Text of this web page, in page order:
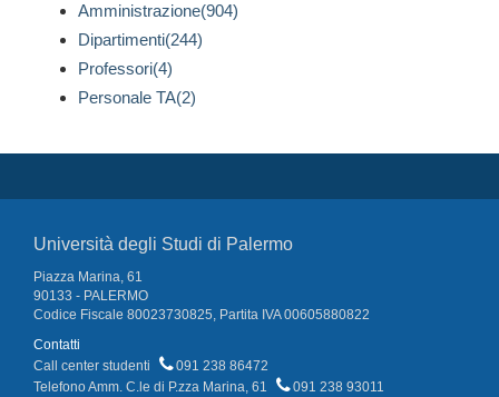
Amministrazione(904)
Dipartimenti(244)
Professori(4)
Personale TA(2)
Università degli Studi di Palermo
Piazza Marina, 61
90133 - PALERMO
Codice Fiscale 80023730825, Partita IVA 00605880822
Contatti
Call center studenti
091 238 86472
Telefono Amm. C.le di P.zza Marina, 61
091 238 93011